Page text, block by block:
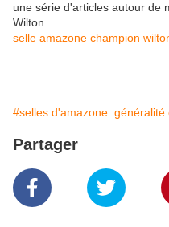
une série d'articles autour de
Wilton
selle amazone champion
#selles d'amazone
Partager